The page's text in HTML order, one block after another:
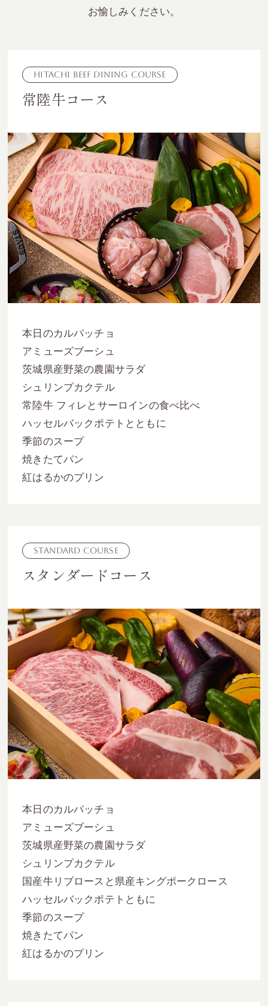
お愉しみください。
Hitachi Beef Dining Course
常陸牛コース
本日のカルパッチョ
アミューズブーシュ
茨城県産野菜の農園サラダ
シュリンプカクテル
常陸牛 フィレとサーロインの食べ比べ
ハッセルバックポテトとともに
季節のスープ
焼きたてパン
紅はるかのプリン
Standard Course
スタンダードコース
本日のカルパッチョ
アミューズブーシュ
茨城県産野菜の農園サラダ
シュリンプカクテル
国産牛リブロースと県産キングポークロース
ハッセルバックポテトともに
季節のスープ
焼きたてパン
紅はるかのプリン